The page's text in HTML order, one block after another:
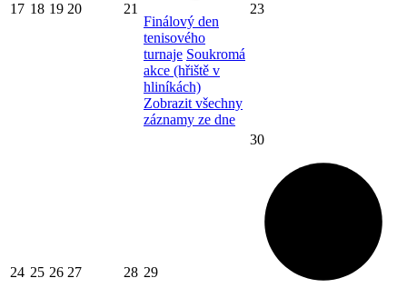
17 18 19 20 21
Finálový den
tenisového
turnaje Soukromá
akce (hřiště v
hliníkách)
Zobrazit všechny
záznamy ze dne
23
24 25 26 27 28 29
30